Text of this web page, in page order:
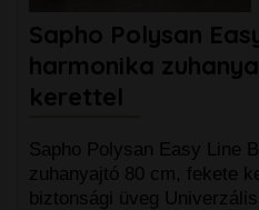
Sapho Polysan
harmonika
kerettel
Sapho Polysan Easy Line
zuhanyajtó 80 cm, fekete
biztonsági üveg